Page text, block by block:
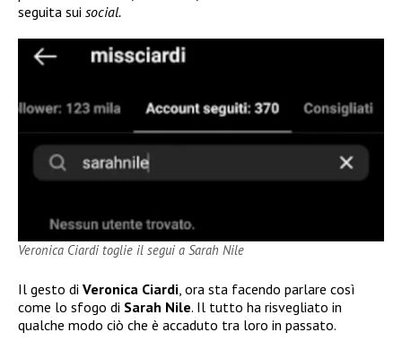
seguita sui social.
Veronica Ciardi toglie il segui a Sarah Nile
Il gesto di Veronica Ciardi , ora sta facendo parlare così
come lo sfogo di Sarah Nile. Il tutto ha risvegliato in
qualche modo ciò che è accaduto tra loro in passato.